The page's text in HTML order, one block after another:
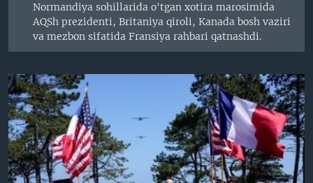
Normandiya sohillarida o'tgan xotira marosimida
AQSh prezidenti, Britaniya qiroli, Kanada bosh vaziri
va mezbon sifatida Fransiya rahbari qatnashdi.